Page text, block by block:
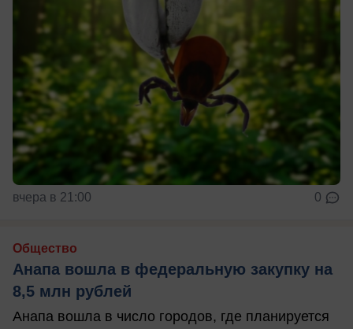
вчера в 21:00 0
Общество
Анапа вошла в федеральную закупку на
8,5 млн рублей
Анапа вошла в число городов, где планируется